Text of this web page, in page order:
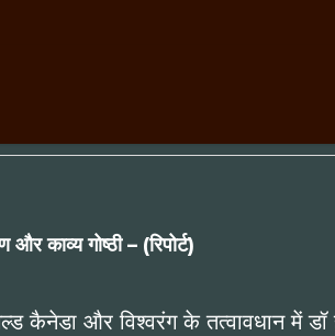
काव्य गोष्ठी – (रिपोर्ट)
कैनेडा और विश्वरंग के तत्वावधान